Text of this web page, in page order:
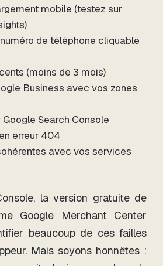
mobile (testez sur
de téléphone cliquable
(moins de 3 mois)
Business avec vos zones
Search Console
erreur 404
avec vos services
la version gratuite de
Google Merchant Center
beaucoup de ces failles
Mais soyons honnêtes :